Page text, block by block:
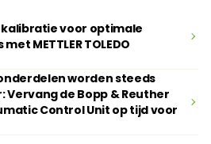
voor optimale
METTLER TOLEDO
worden steeds
Vervang de Bopp & Reuther
Control Unit op tijd voor